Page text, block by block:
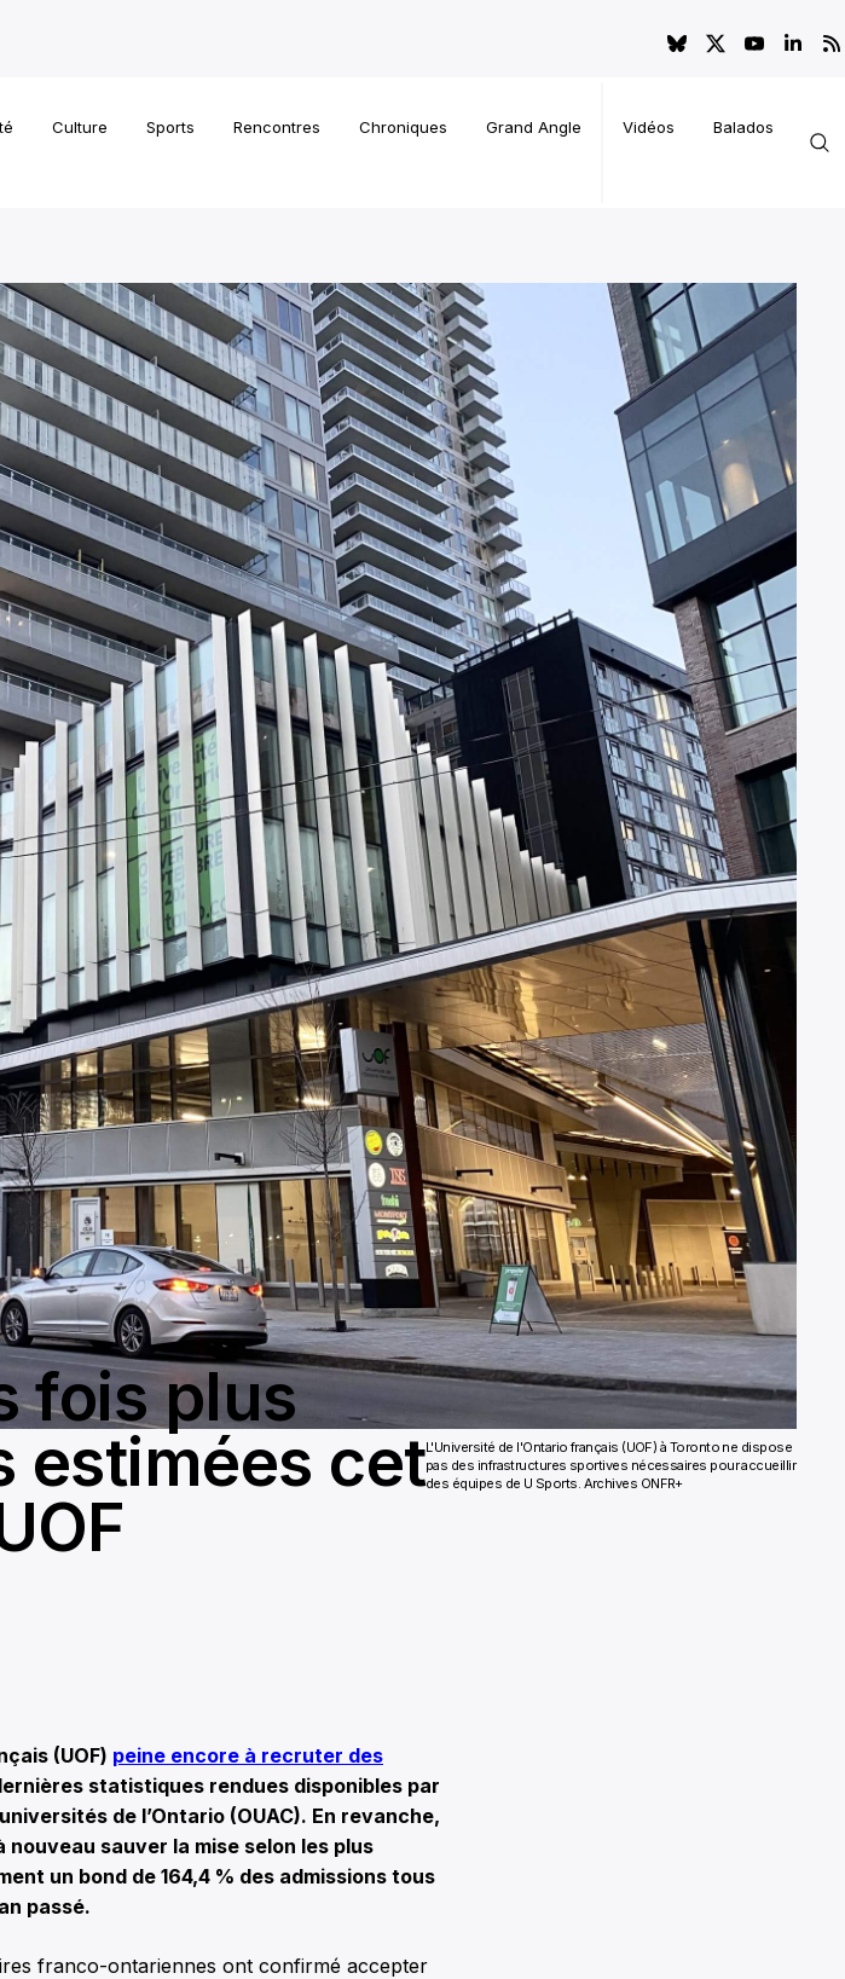
Culture Sports Rencontres Chroniques Grand Angle Vidéos Balados
L'Université de l'Ontario français (UOF) à Toronto ne dispose
pas des infrastructures sportives nécessaires pour accueillir
des équipes de U Sports. Archives ONFR+
fois plus
estimées cet
(UOF) peine encore à recruter des
statistiques rendues disponibles par
de l’Ontario (OUAC). En revanche,
sauver la mise selon les plus
un bond de 164,4 % des admissions tous
passé.
franco-ontariennes ont confirmé accepter